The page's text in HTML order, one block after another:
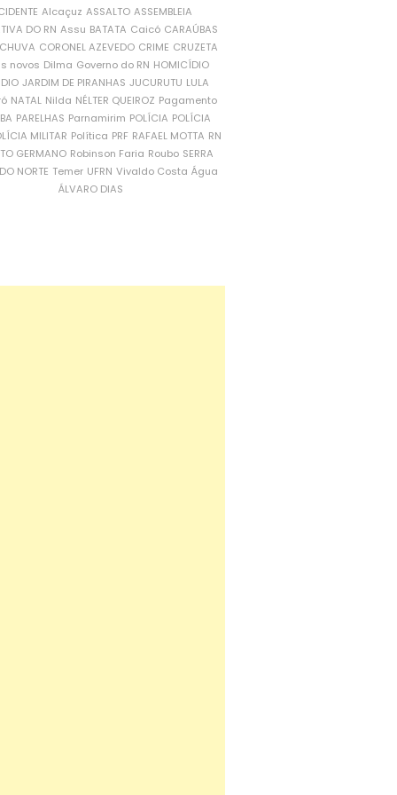
Alcaçuz ASSALTO ASSEMBLEIA
DO RN Assu BATATA Caicó CARAÚBAS
CORONEL AZEVEDO CRIME CRUZETA
novos Dilma Governo do RN HOMICÍDIO
JARDIM DE PIRANHAS JUCURUTU LULA
NATAL Nilda NÉLTER QUEIROZ Pagamento
PARELHAS Parnamirim POLÍCIA POLÍCIA
MILITAR Política PRF RAFAEL MOTTA RN
GERMANO Robinson Faria Roubo SERRA
NORTE Temer UFRN Vivaldo Costa Água
ÁLVARO DIAS